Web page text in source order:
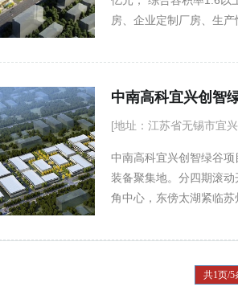
房、企业定制厂房、生
中南高科宜兴创智
[地址：江苏省无锡市宜
中南高科宜兴创智绿谷
装备聚集地。分四期滚
角中心，东傍太湖紧临
企业，打造成聚合生产
共1页/5